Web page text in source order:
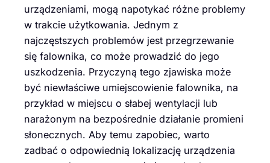
urządzeniami, mogą napotykać różne problemy
w trakcie użytkowania. Jednym z
najczęstszych problemów jest przegrzewanie
się falownika, co może prowadzić do jego
uszkodzenia. Przyczyną tego zjawiska może
być niewłaściwe umiejscowienie falownika, na
przykład w miejscu o słabej wentylacji lub
narażonym na bezpośrednie działanie promieni
słonecznych. Aby temu zapobiec, warto
zadbać o odpowiednią lokalizację urządzenia